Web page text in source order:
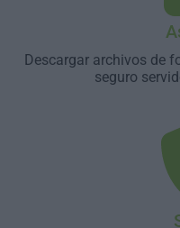
Descargar archivos de
seguro